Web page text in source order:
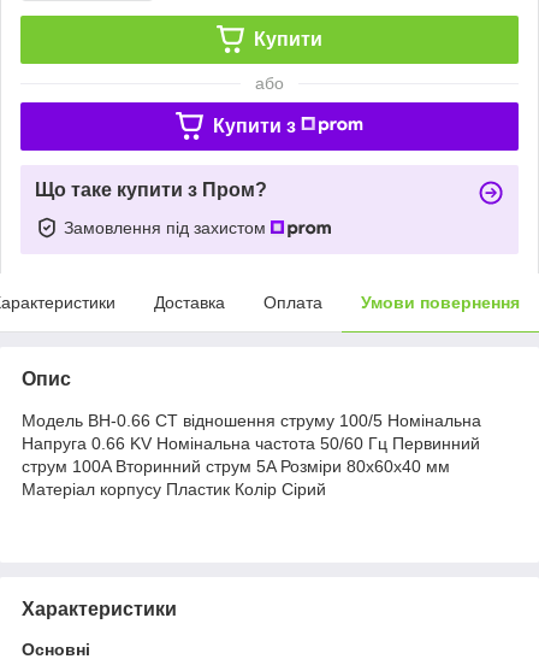
Купити
або
Купити з
Що таке купити з Пром?
Замовлення під захистом
Доставка Оплата Умови повернення
Опис
Модель BH-0.66 CT відношення струму 100/5 Номінальна
Напруга 0.66 KV Номінальна частота 50/60 Гц Первинний
струм 100A Вторинний струм 5A Розміри 80x60x40 мм
Матеріал корпусу Пластик Колір Сірий
Характеристики
Основні